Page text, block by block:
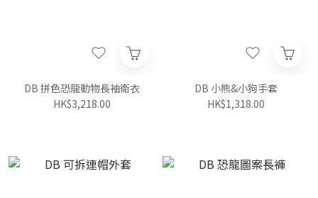
DB 拼色恐龍動物長袖衛衣
HK$3,218.00
DB 小熊&小狗手套
HK$1,318.00